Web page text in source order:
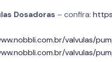
Dosadoras – confira:
valvulas/
valvulas/